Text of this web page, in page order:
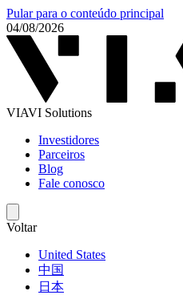
Pular para o conteúdo principal
04/08/2026
VIAVI Solutions
Investidores
Parceiros
Blog
Fale conosco
Voltar
United States
中国
日本